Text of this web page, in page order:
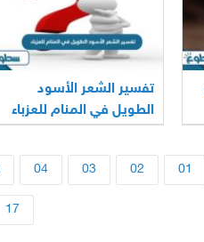
تفسير الشعر الأسود
الطويل في المنام للعزباء
01
02
03
04
17